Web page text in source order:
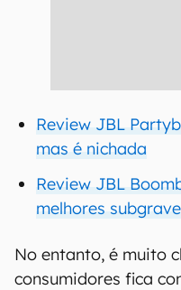
Review JBL
mas é nichada
Review JBL
melhores
No entanto, é muito
consumidores fica